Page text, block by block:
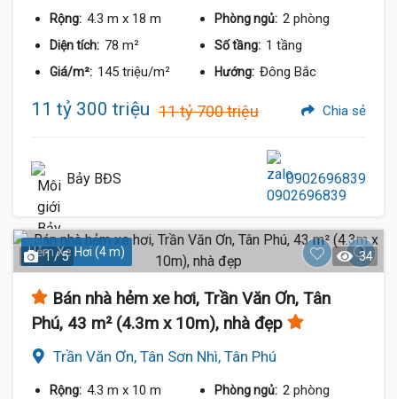
Rộng: 4.3 m x 18 m Phòng ngủ: 2 phòng
Diện tích: 78 m² Số tầng: 1 tầng
Giá/m²: 145 triệu/m² Hướng: Đông Bắc
11 tỷ 300 triệu 11 tỷ 700 triệu Chia sẻ
Bảy BĐS 0902696839
Hẻm Xe Hơi (4 m)
1 / 5 34
Bán nhà hẻm xe hơi, Trần Văn Ơn, Tân
Phú, 43 m² (4.3m x 10m), nhà đẹp
Trần Văn Ơn, Tân Sơn Nhì, Tân Phú
Rộng: 4.3 m x 10 m Phòng ngủ: 2 phòng